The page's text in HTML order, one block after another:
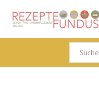
Zum
Inhalt